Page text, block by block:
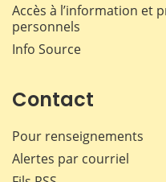
Accès à l’information et
personnels
Info Source
Contact
Pour renseignements
Alertes par courriel